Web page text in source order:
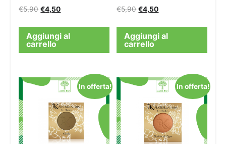
€5,90 €4,50
Aggiungi al
carrello
€5,90 €4,50
Aggiungi al
carrello
In offerta! In offerta!